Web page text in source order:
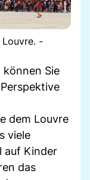
-
können Sie
dem Louvre
viele
auf Kinder
das